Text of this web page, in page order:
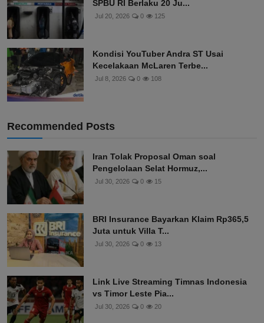
SPBU RI Berlaku 20 Ju...
Jul 20, 2026 0 125
Kondisi YouTuber Andra ST Usai
Kecelakaan McLaren Terbe...
Jul 8, 2026 0 108
Recommended Posts
Iran Tolak Proposal Oman soal
Pengelolaan Selat Hormuz,...
Jul 30, 2026 0 15
BRI Insurance Bayarkan Klaim Rp365,5
Juta untuk Villa T...
Jul 30, 2026 0 13
Link Live Streaming Timnas Indonesia
vs Timor Leste Pia...
Jul 30, 2026 0 20